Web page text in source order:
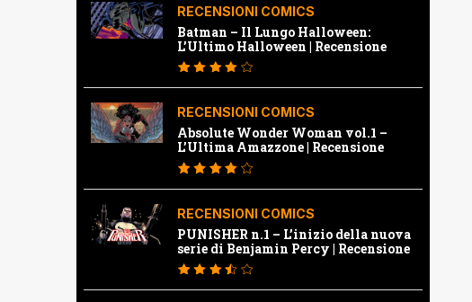
RECENSIONI COMICS
Batman – Il Lungo Halloween:
L’Ultimo Halloween | Recensione
RECENSIONI COMICS
Absolute Wonder Woman vol.1 –
L’Ultima Amazzone | Recensione
RECENSIONI COMICS
PUNISHER n.1 – L’inizio della nuova
serie di Benjamin Percy | Recensione